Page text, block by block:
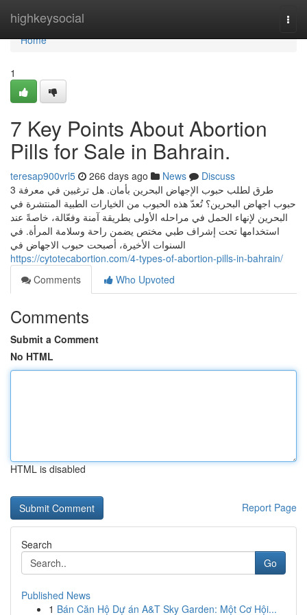
highkeysocial
Home
Home
1
7 Key Points About Abortion
Pills for Sale in Bahrain.
teresap900vrl5 266 days ago News
Discuss
3 طرق لطلب حبوب الإجهاض البحرين بأمان. هل ترغبين في معرفة
حبوب اجهاض البحرين؟ تُعدّ هذه الحبوب من الخيارات الطبية المنتشرة في
البحرين لإنهاء الحمل في مراحله الأولى بطريقة آمنة وفعّالة، خاصةً عند
استخدامها تحت إشراف طبي مختص يضمن راحة وسلامة المرأة. في
السنوات الأخيرة، أصبحت حبوب الاجهاض في
https://cytotecabortion.com/4-types-of-abortion-pills-in-bahrain/
Comments
Who Upvoted
Comments
Submit a Comment
No HTML
HTML is disabled
Report Page
Search
Go
Published News
1 Bán Căn Hộ Dự án A&T Sky Garden: Một Cơ Hội...